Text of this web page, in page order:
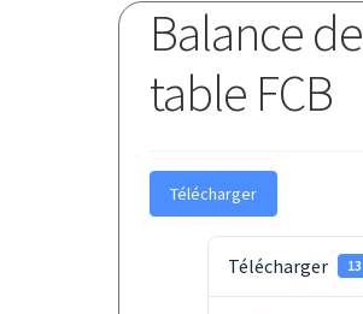
Balance de
table FCB
Télécharger
Télécharger 13